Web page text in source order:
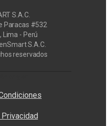
S.A.C.
Paracas #532
Lima - Perú
S.A.C.
reservados